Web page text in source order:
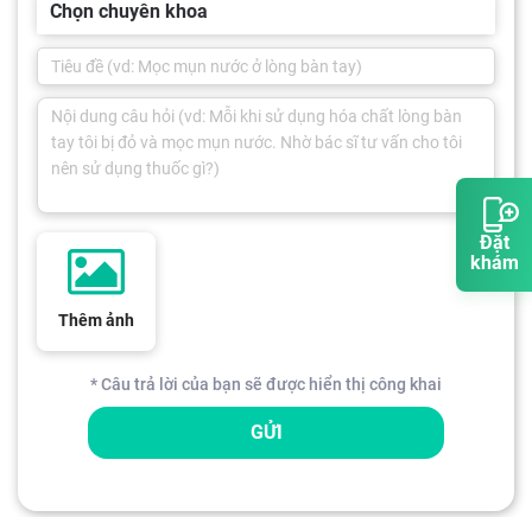
Đặt
khám
Chọn chuyên khoa
Thêm ảnh
* Câu trả lời của bạn sẽ được hiển thị công khai
GỬI